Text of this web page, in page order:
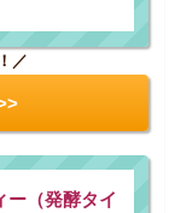
／
ー（発酵タイ